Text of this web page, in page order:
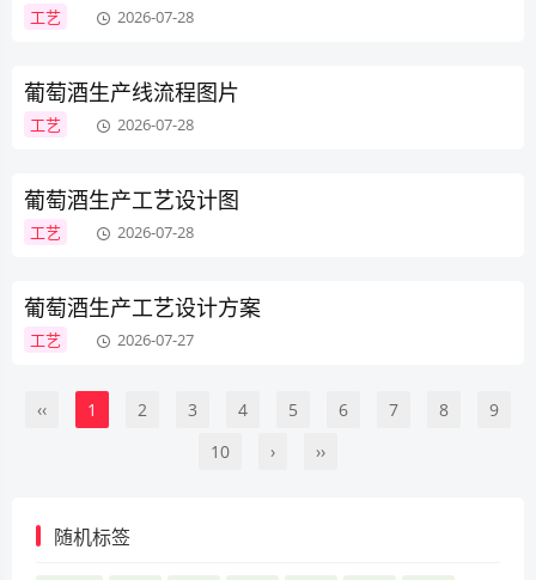
工艺 2026-07-28
葡萄酒生产线流程图片
工艺 2026-07-28
葡萄酒生产工艺设计图
工艺 2026-07-28
葡萄酒生产工艺设计方案
工艺 2026-07-27
‹‹ 1 2 3 4 5 6 7 8
9
10
› ››
随机标签